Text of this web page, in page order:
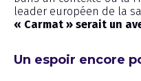
leader européen de la
« Carmat » serait un
Un espoir encore